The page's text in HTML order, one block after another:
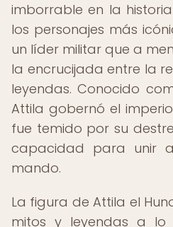
imborrable en la
los personajes más
un líder militar que a
la encrucijada entre la
leyendas. Conocido
Attila gobernó el
fue temido por su
capacidad para unir
mando.
La figura de Attila el
mitos y leyendas a lo